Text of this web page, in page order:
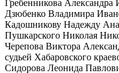
Гребенникова Александра
Дзюбенко Владимира
Кадошникову Надежду
Пушкарского Николая
Черепова Виктора
судьей Хабаровского
Сидорова Леонида